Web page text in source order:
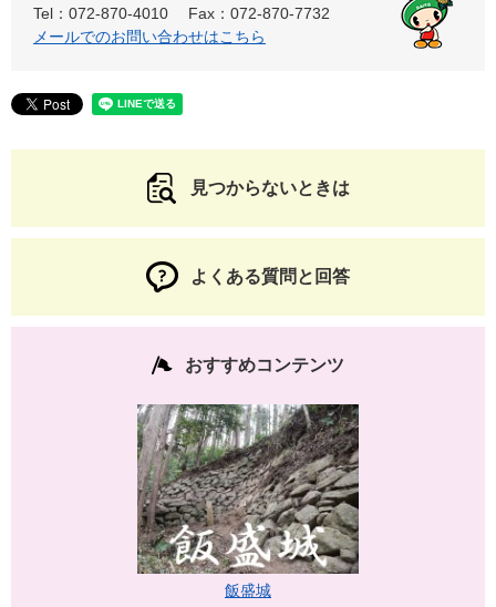
Tel：072-870-4010
Fax：072-870-7732
メールでのお問い合わせはこちら
見つからないときは
よくある質問と回答
おすすめコンテンツ
飯盛城